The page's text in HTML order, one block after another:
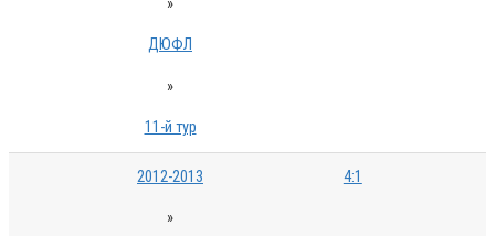
»
ДЮФЛ
»
11-й тур
2012-2013
»
4:1